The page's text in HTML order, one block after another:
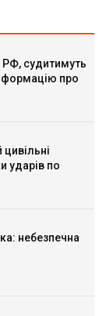
судитимуть
про
ударів по
небезпечна